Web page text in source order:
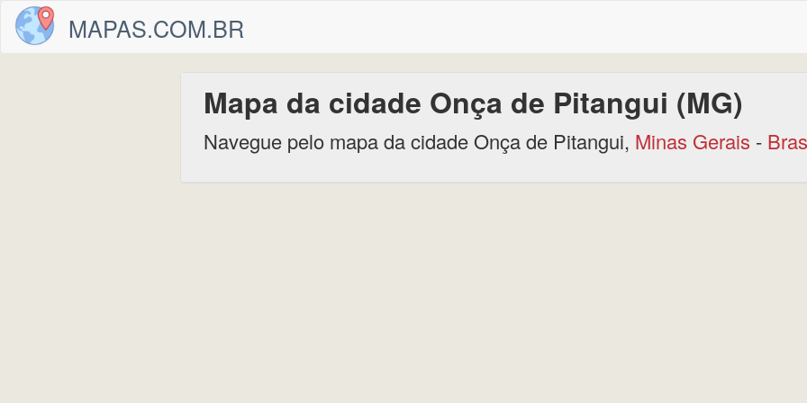
MAPAS.COM.BR
Mapa da cidade Onça de Pitangui (MG)
Navegue pelo mapa da cidade Onça de Pitangui, Minas Gerais -